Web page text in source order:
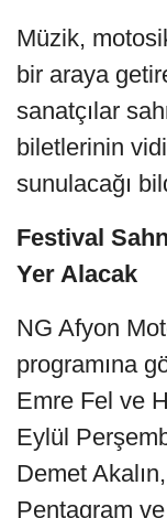
Müzik,
bir araya
sanatçılar
biletlerinin
sunulacağı
Festival
Yer Alacak
NG Afyon
programına
Emre Fel ve
Eylül
Demet
Pentagram